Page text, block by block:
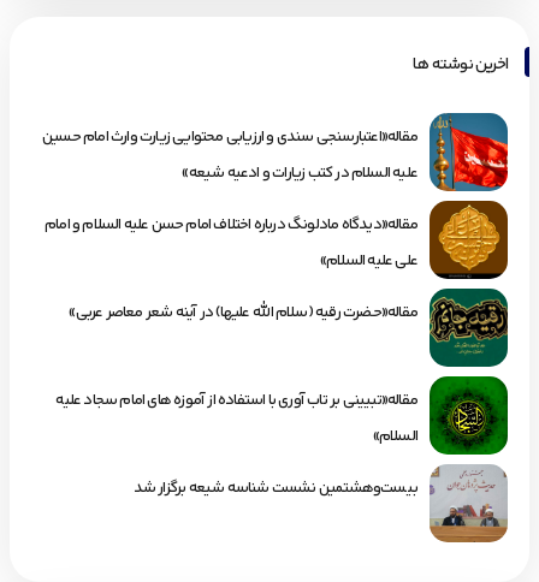
اخرین نوشته ها
مقاله«اعتبارسنجی سندی و ارزیابی محتوایی زیارت وارث امام حسین
علیه السلام در کتب زیارات و ادعیه شیعه»
مقاله«دیدگاه مادلونگ درباره اختلاف امام حسن علیه السلام و امام
علی علیه السلام»
مقاله«حضرت رقیه (سلام الله علیها) در آینه شعر معاصر عربی»
مقاله«تبیینی بر تاب آوری با استفاده از آموزه های امام سجاد علیه
السلام»
بیست‌وهشتمین نشست شناسه شیعه برگزار شد